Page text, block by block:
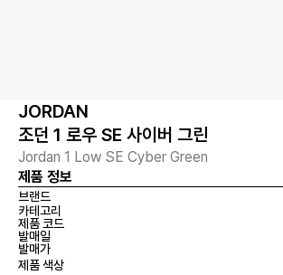
JORDAN
조던 1 로우 SE 사이버 그린
Jordan 1 Low SE Cyber Green
제품 정보
브랜드
카테고리
제품 코드
발매일
발매가
제품 색상